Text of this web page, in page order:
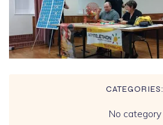
CATEGORIES:
No category